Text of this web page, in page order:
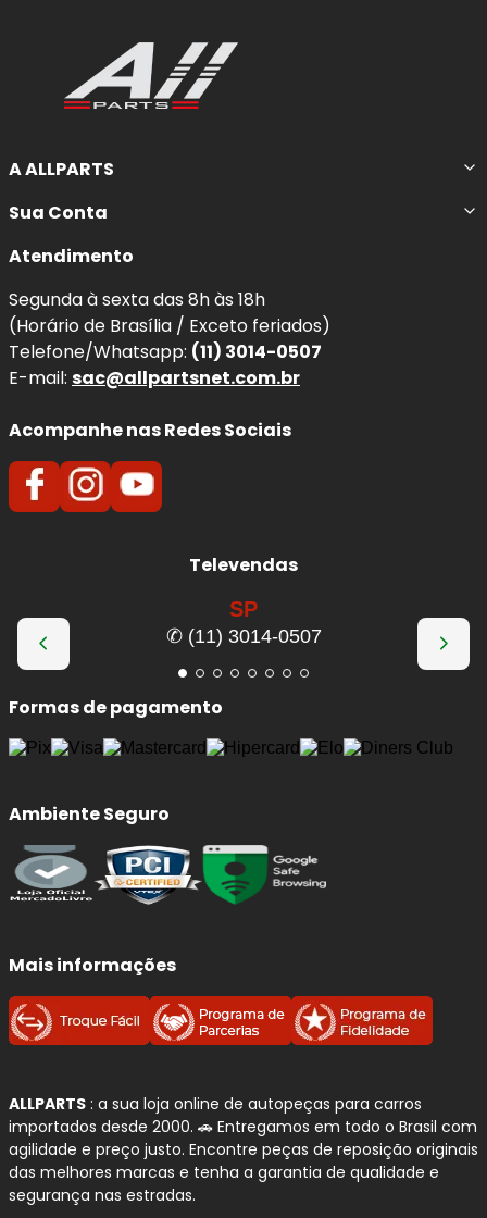
A ALLPARTS
Sua Conta
Atendimento
Segunda à sexta das 8h às 18h
(Horário de Brasília / Exceto feriados)
Telefone/Whatsapp: (11) 3014-0507
E-mail: sac@allpartsnet.com.br
Acompanhe nas Redes Sociais
Televendas
SP
✆ (11) 3014-0507
Formas de pagamento
Ambiente Seguro
Mais informações
ALLPARTS : a sua loja online de autopeças para carros
importados desde 2000. 🚗 Entregamos em todo o Brasil com
agilidade e preço justo. Encontre peças de reposição originais
das melhores marcas e tenha a garantia de qualidade e
segurança nas estradas.